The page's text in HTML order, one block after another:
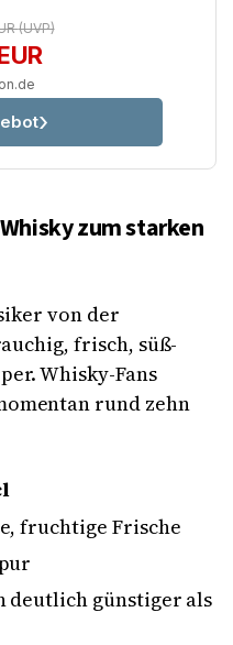
(UVP)
zum starken
von der
frisch, süß-
Whisky-Fans
rund zehn
fruchtige Frische
deutlich günstiger als